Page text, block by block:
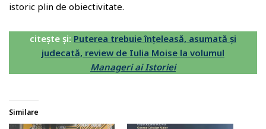
istoric plin de obiectivitate.
citește și: Puterea trebuie înțeleasă, asumată și
judecată, review de Iulia Moise la volumul
Manageri ai Istoriei
Similare